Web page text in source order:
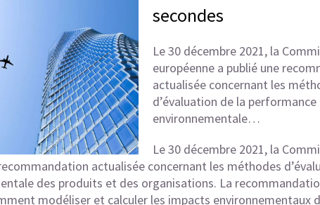
secondes
Le 30 décembre 2021, la
européenne a publié une
actualisée concernant les
d’évaluation de la performance
environnementale…
Le 30 décembre 2021, la
actualisée concernant les méthodes
des produits et des organisations. La
modéliser et calculer les impacts environnementaux